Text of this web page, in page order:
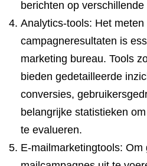
berichten op verschillende
Analytics-tools: Het
campagneresultaten is
marketing bureau. Tools
bieden gedetailleerde
conversies,
belangrijke statistieken
te evalueren.
E-mailmarketingtools: Om